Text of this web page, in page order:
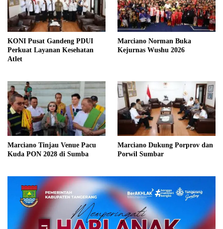
KONI Pusat Gandeng PDUI
Perkuat Layanan Kesehatan
Atlet
Marciano Norman Buka
Kejurnas Wushu 2026
Marciano Tinjau Venue Pacu
Kuda PON 2028 di Sumba
Marciano Dukung Porprov dan
Porwil Sumbar